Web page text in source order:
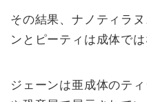
その結果、ナノティラ
ンとピーティは成体で
ジェーンは亜成体のテ